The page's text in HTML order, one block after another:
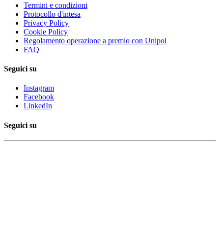
Termini e condizioni
Protocollo d'intesa
Privacy Policy
Cookie Policy
Regolamento operazione a premio con Unipol
FAQ
Seguici su
Instagram
Facebook
LinkedIn
Seguici su